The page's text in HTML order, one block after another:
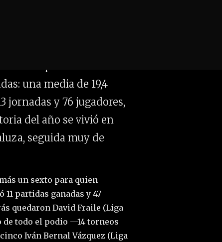
de la primera
repartidos en once
una media de 19,4
jornadas y 76 jugadores,
del año se vivió en
seguida muy de
un sexto para quien
partidas ganadas y 47
quedaron David Fraile (Liga
de todo el podio —14 torneos
Iván Bernal Vázquez (Liga